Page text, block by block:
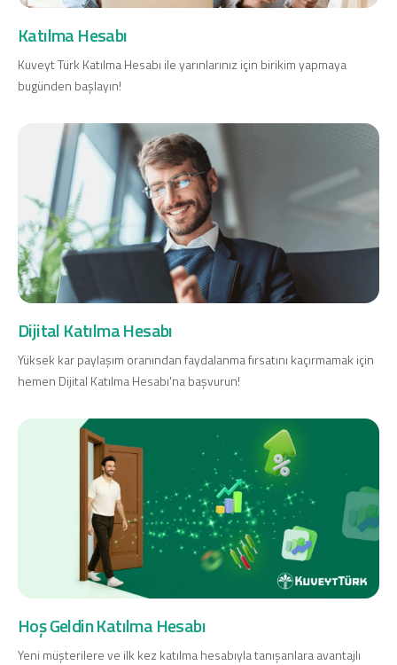
Dijital Bankacılık Hakkımızda
Yatırımcı İlişkileri
Şube ve ATM’ler
İletişim
Ürün ve Hizmet Ücretleri
العربية
Dijital Bankacılık Hakkımızda Finans Portalı
Yatırımcı İlişkileri
Şube ve ATM’ler
İletişim
Ürün ve Hizmet Ücretleri
Konut Finansmanı
Ticari Kartlar
Tarım Finansmanı
Leasing
Katılma Hesabı
Kuveyt Türk Katılma Hesabı ile yarınlarınız için birikim yapmaya
bugünden başlayın!
Dijital Katılma Hesabı
Yüksek kar paylaşım oranından faydalanma fırsatını kaçırmamak için
hemen Dijital Katılma Hesabı'na başvurun!
Hoş Geldin Katılma Hesabı
Yeni müşterilere ve ilk kez katılma hesabıyla tanışanlara avantajlı